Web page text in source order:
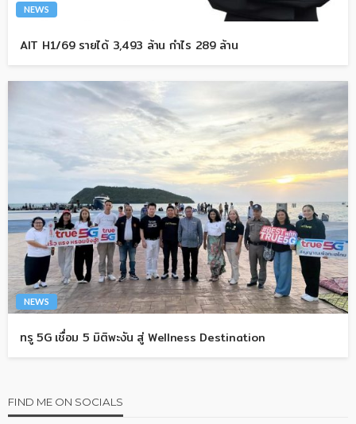
NEWS
AIT H1/69 รายได้ 3,493 ล้าน กำไร 289 ล้าน
NEWS
ทรู 5G เชื่อม 5 มิติพะงัน สู่ Wellness Destination
FIND ME ON SOCIALS